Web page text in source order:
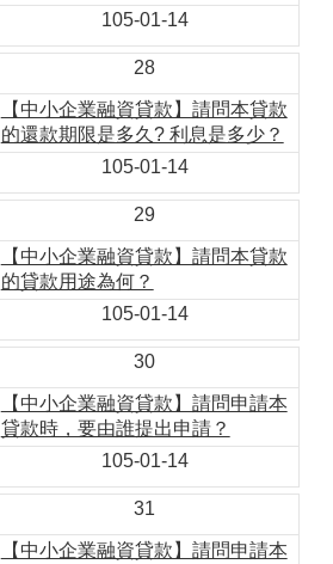
105-01-14
28
【中小企業融資貸款】請問本貸款
的還款期限是多久? 利息是多少？
105-01-14
29
【中小企業融資貸款】請問本貸款
的貸款用途為何？
105-01-14
30
【中小企業融資貸款】請問申請本
貸款時，要由誰提出申請？
105-01-14
31
【中小企業融資貸款】請問申請本